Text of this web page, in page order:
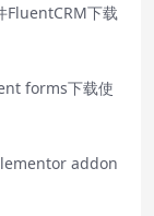
FluentCRM下载
forms下载使
addon